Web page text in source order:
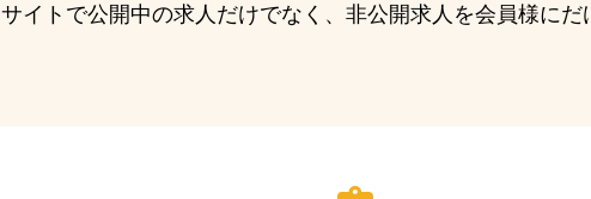
サイトで公開中の求人だけでなく、非公開求人を会員様にだ